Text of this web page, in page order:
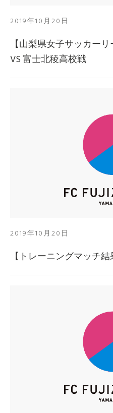
2019年10月20日
【山梨県女子サッカー
VS 富士北稜高校戦
2019年10月20日
【トレーニングマッチ